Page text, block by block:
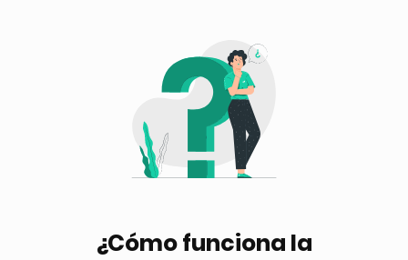
¿Cómo funciona la